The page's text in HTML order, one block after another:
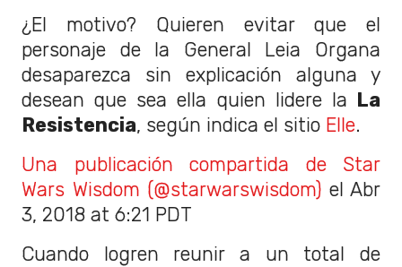
¿El motivo? Quieren evitar que el
personaje de la General Leia Organa
desaparezca sin explicación alguna y
desean que sea ella quien lidere la La
Resistencia, según indica el sitio Elle.
Una publicación compartida de Star
Wars Wisdom (@starwarswisdom) el Abr
3, 2018 at 6:21 PDT
Cuando logren reunir a un total de